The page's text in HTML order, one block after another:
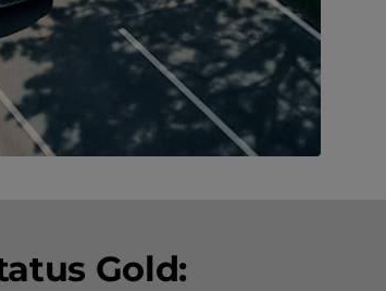
Gold: